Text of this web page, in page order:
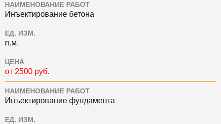
НАИМЕНОВАНИЕ РАБОТ
Инъектирование бетона
ЕД. ИЗМ.
п.м.
ЦЕНА
от 2500 руб.
НАИМЕНОВАНИЕ РАБОТ
Инъектирование фундамента
ЕД. ИЗМ.